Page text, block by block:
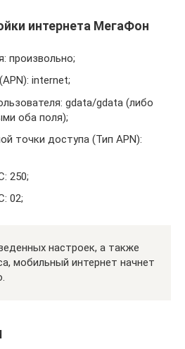
интернета МегаФон
произвольно;
internet;
gdata/gdata (либо
оба поля);
точки доступа (Тип APN):
250;
02;
настроек, а также
мобильный интернет начнет